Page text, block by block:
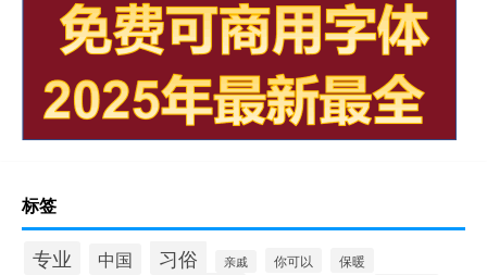
标签
专业 中国 习俗 亲戚 你可以 保暖